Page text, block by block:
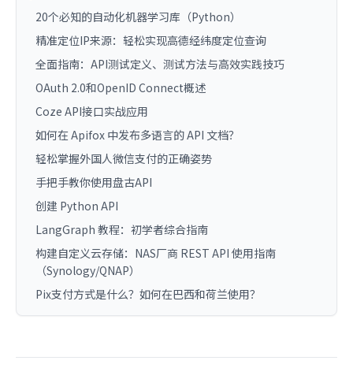
20个必知的自动化机器学习库（Python）
精准定位IP来源：轻松实现高德经纬度定位查询
全面指南：API测试定义、测试方法与高效实践技巧
OAuth 2.0和OpenID Connect概述
Coze API接口实战应用
如何在 Apifox 中发布多语言的 API 文档？
轻松掌握外国人微信支付的正确姿势
手把手教你使用盘古API
创建 Python API
LangGraph 教程：初学者综合指南
构建自定义云存储：NAS厂商 REST API 使用指南
（Synology/QNAP）
Pix支付方式是什么？如何在巴西和荷兰使用？